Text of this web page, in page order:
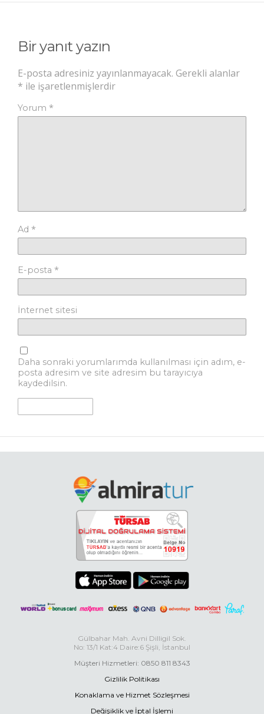
Bir yanıt yazın
E-posta adresiniz yayınlanmayacak. Gerekli alanlar
* ile işaretlenmişlerdir
Yorum *
Ad *
E-posta *
İnternet sitesi
Daha sonraki yorumlarımda kullanılması için adım, e-
posta adresim ve site adresim bu tarayıcıya
kaydedilsin.
Gülbahar Mah. Avni Dilligil Sok.
No: 13/1 Kat:4 Daire:6 Şişli, İstanbul
Müşteri Hizmetleri: 0850 811 8343
Gizlilik Politikası
Konaklama ve Hizmet Sözleşmesi
Değişiklik ve İptal İşlemi